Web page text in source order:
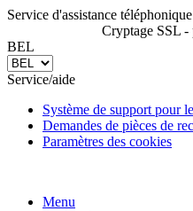
Service d'assistance
rapide
Cryptage
BEL
Service/aide
Système de support pour
Demandes de pièces de
Paramètres des cookies